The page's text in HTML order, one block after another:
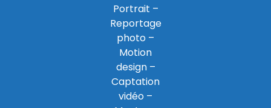
Portrait –
Reportage
photo –
Motion
design –
Captation
vidéo –